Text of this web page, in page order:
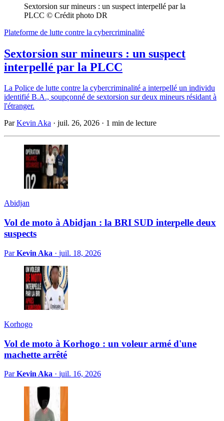
Sextorsion sur mineurs : un suspect interpellé par la
PLCC © Crédit photo DR
Plateforme de lutte contre la cybercriminalité
Sextorsion sur mineurs : un suspect
interpellé par la PLCC
La Police de lutte contre la cybercriminalité a interpellé un individu
identifié B.A., soupçonné de sextorsion sur deux mineurs résidant à
l'étranger.
ParKevin Aka · juil. 26, 2026 · 1 min de lecture
Abidjan
Vol de moto à Abidjan : la BRI SUD interpelle deux
suspects
ParKevin Aka · juil. 18, 2026
Korhogo
Vol de moto à Korhogo : un voleur armé d'une
machette arrêté
ParKevin Aka · juil. 16, 2026